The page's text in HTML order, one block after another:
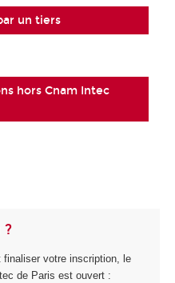
un tiers
hors Cnam Intec
finaliser votre inscription, le
de Paris est ouvert :